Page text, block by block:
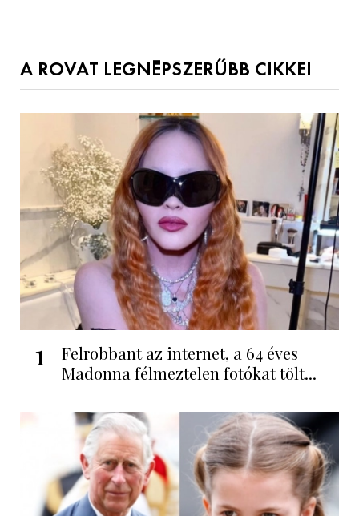
A ROVAT LEGNÉPSZERŰBB CIKKEI
1
Felrobbant az internet, a 64 éves
Madonna félmeztelen fotókat tölt...